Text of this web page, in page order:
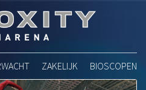
ZAKELIJK BIOSCOPEN